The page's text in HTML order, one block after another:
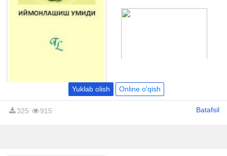
va amallari bilan ekanligini bilishi
ham bir baxtdir.
Yuklab olish Online o'qish
325 915 Batafsil